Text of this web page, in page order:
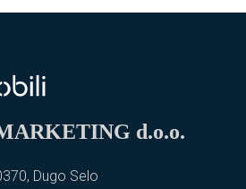
d.o.o.
Dugo Selo